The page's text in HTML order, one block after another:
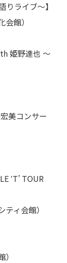
ライブ～】
館）
野達也 ～
コンサー
TOUR
ィ会館）